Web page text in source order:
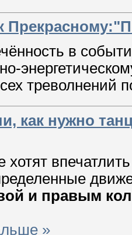
в
треволнений
как нужно
и правым
»